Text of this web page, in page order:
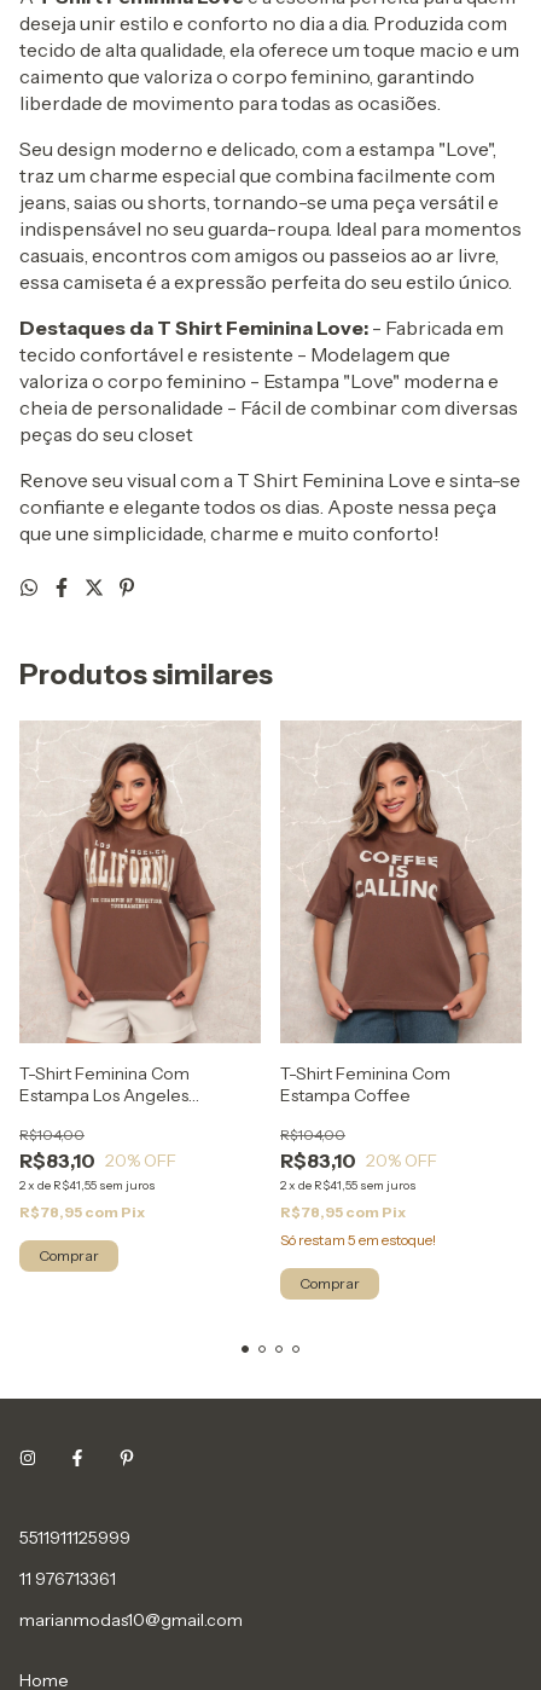
deseja unir estilo e conforto no dia a dia. Produzida com
tecido de alta qualidade, ela oferece um toque macio e um
caimento que valoriza o corpo feminino, garantindo
liberdade de movimento para todas as ocasiões.
Seu design moderno e delicado, com a estampa "Love",
traz um charme especial que combina facilmente com
jeans, saias ou shorts, tornando-se uma peça versátil e
indispensável no seu guarda-roupa. Ideal para momentos
casuais, encontros com amigos ou passeios ao ar livre,
essa camiseta é a expressão perfeita do seu estilo único.
Destaques da T Shirt Feminina Love: - Fabricada em
tecido confortável e resistente - Modelagem que
valoriza o corpo feminino - Estampa "Love" moderna e
cheia de personalidade - Fácil de combinar com diversas
peças do seu closet
Renove seu visual com a T Shirt Feminina Love e sinta-se
confiante e elegante todos os dias. Aposte nessa peça
que une simplicidade, charme e muito conforto!
Produtos similares
T-Shirt Feminina Com
Estampa Los Angeles
R$83,10
R$104,00
20% OFF
2x de R$41,55 sem juros
R$78,95 com Pix
Comprar
T-Shirt Feminina Com
Estampa Coffee
R$83,10
R$104,00
20% OFF
2x de R$41,55 sem juros
R$78,95 com Pix
Só restam 5 em estoque!
Comprar
5511911125999
11 976713361
marianmodas10@gmail.com
Home